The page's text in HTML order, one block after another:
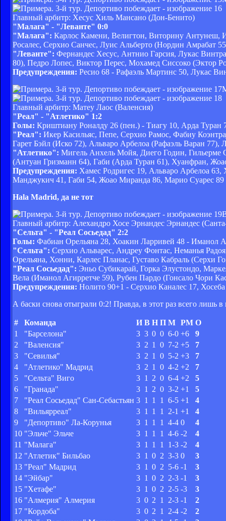
Главный арбитр: Хесус Хиль Мансано (Дон-Бенито)
"Малага" - "Леванте" 0:0
"Малага": Карлос Камени, Велигтон, Виторину Антунеш,
Росалес, Серхио Санчес, Луис Альберто (Нордин Амрабат
"Леванте": Фернандес Хесус, Антнио Гарсия, Лукас
80), Педро Лопес, Виктор Перес, Мохамед Сиссоко (Эктор
Предупреждения: Ресио 68 - Рафаэль Мартинс 50, Лукас
Главный арбитр: Матеу Лаос (Валенсия)
"Реал" - "Атлетико" 1:2
Голы: Криштиану Роналду 26 (пен.) - Тиагу 10, Арда Туран
"Реал": Икер Касильяс, Пепе, Серхио Рамос, Фабиу
Гарет Бэйл (Иско 72), Альваро Арбелоа (Рафаэль Варан 77),
"Атлетико": Мигель Анхель Мойя, Диего Годин, Гильерме
(Антуан Гризманн 64), Габи (Арда Туран 61), Хуанфран,
Предупреждения: Хамес Родригес 19, Альваро Арбелоа
Манджукич 41, Габи 54, Жоао Миранда 86, Марио Суарес 89
Hala Madrid, да не тот
Главный арбитр: Алехандро Хосе Эрнандес Эрнандес
"Сельта" - "Реал Сосьедад" 2:2
Голы: Фабиан Орельяна 28, Хоакин Ларривей 48 - Иманол
"Сельта": Серхио Альварес, Андреу Фонтас, Неманья
Орельяна, Хонни, Карлес Планас, Густаво Кабраль (Серхи
"Реал Сосьедад": Эньо Субикарай, Горка Элустондо,
Вела (Иманол Агирретче 59), Рубен Пардо (Гонсало Чори
Предупреждения: Нолито 90+1 - Серхио Каналес 17,
А баски снова отыграли 0:2! Правда, в этот раз всего лишь
# Команда И В Н П М РМ О
1
"Барселона" 3 3 0 0 6-0 +6
9
2
"Валенсия" 3 2 1 0 7-2 +5
7
3
"Севилья" 3 2 1 0 5-2 +3
7
4
"Атлетико" Мадрид 3 2 1 0 4-2 +2
7
5
"Сельта" Виго 3 1 2 0 6-4 +2
5
6
"Гранада" 3 1 2 0 3-2 +1
5
7
"Реал Сосьедад" Сан-Себастьян 3 1 1 1 6-5 +1
4
8
"Вильярреал" 3 1 1 1 2-1 +1
4
9
"Депортиво" Ла-Корунья 3 1 1 1 4-4 0
4
10 "Эльче" Эльче 3 1 1 1 4-6 -2
4
11 "Малага" 3 1 1 1 1-3 -2
4
12 "Атлетик" Бильбао 3 1 0 2 3-3 0
3
13 "Реал" Мадрид 3 1 0 2 5-6 -1
3
14 "Эйбар" 3 1 0 2 2-3 -1
3
15 "Хетафе" 3 1 0 2 2-5 -3
3
16 "Алмерия" Алмерия 3 0 2 1 2-3 -1
2
17 "Кордоба" 3 0 2 1 2-4 -2
2